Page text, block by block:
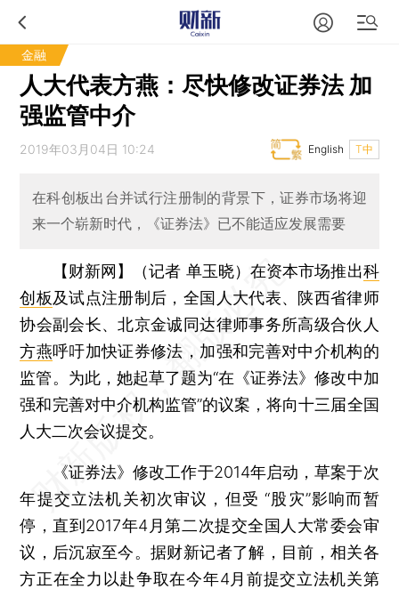
金融
人大代表方燕：尽快修改证券法 加
强监管中介
2019年03月04日 10:24 T中
English
在科创板出台并试行注册制的背景下，证券市场将迎
来一个崭新时代，《证券法》已不能适应发展需要
【财新网】（记者 单玉晓） 在资本市场推出科
创板及试点注册制后，全国人大代表、陕西省律师
协会副会长、北京金诚同达律师事务所高级合伙人
方燕呼吁加快证券修法，加强和完善对中介机构的
监管。为此，她起草了题为“在《证券法》修改中加
强和完善对中介机构监管”的议案，将向十三届全国
人大二次会议提交。
《证券法》修改工作于2014年启动，草案于次
年提交立法机关初次审议，但受 “股灾”影响而暂
停，直到2017年4月第二次提交全国人大常委会审
议，后沉寂至今。据财新记者了解，目前，相关各
方正在全力以赴争取在今年4月前提交立法机关第